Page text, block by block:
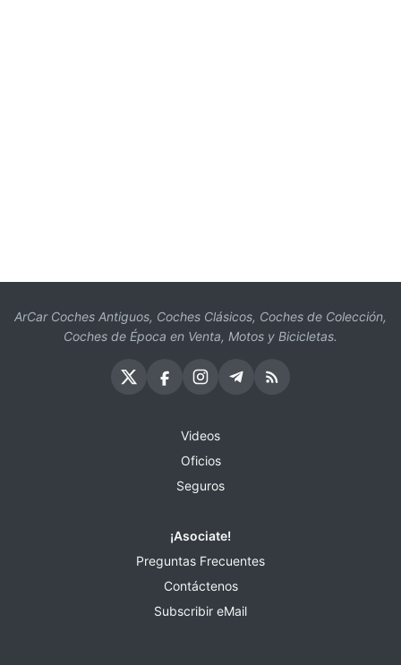
ArCar Coches Antiguos, Coches Clásicos, Coches de Colección,
Coches de Época en Venta, Motos y Bicicletas.
Videos
Oficios
Seguros
¡Asociate!
Preguntas Frecuentes
Contáctenos
Subscribir eMail